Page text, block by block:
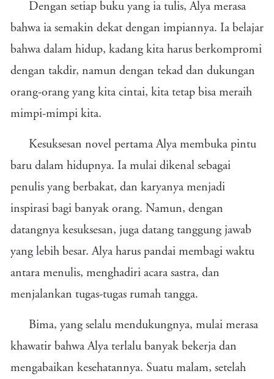
Dengan setiap buku yang ia tulis, Alya merasa
bahwa ia semakin dekat dengan impiannya. Ia belajar
bahwa dalam hidup, kadang kita harus berkompromi
dengan takdir, namun dengan tekad dan dukungan
orang-orang yang kita cintai, kita tetap bisa meraih
mimpi-mimpi kita.
Kesuksesan novel pertama Alya membuka pintu
baru dalam hidupnya. Ia mulai dikenal sebagai
penulis yang berbakat, dan karyanya menjadi
inspirasi bagi banyak orang. Namun, dengan
datangnya kesuksesan, juga datang tanggung jawab
yang lebih besar. Alya harus pandai membagi waktu
antara menulis, menghadiri acara sastra, dan
menjalankan tugas-tugas rumah tangga.
Bima, yang selalu mendukungnya, mulai merasa
khawatir bahwa Alya terlalu banyak bekerja dan
mengabaikan kesehatannya. Suatu malam, setelah